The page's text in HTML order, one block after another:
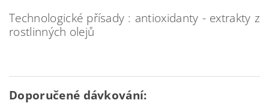
Technologické přísady : antioxidanty - extrakty z
rostlinných olejů
Doporučené dávkování: